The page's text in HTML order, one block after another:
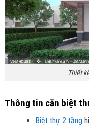
Thiết
Thông tin căn biệt
Biệt thự 2 tầng